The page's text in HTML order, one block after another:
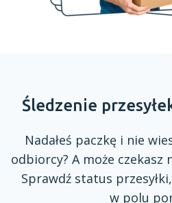
Śledzenie
Nadałeś paczkę i nie
odbiorcy? A może czekasz
Sprawdź status
w polu